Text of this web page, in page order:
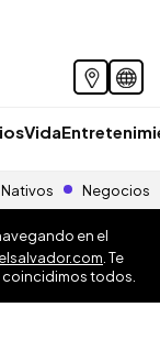
Vida
Nativos Negocios
en el
elsalvador.com . Te
todos.